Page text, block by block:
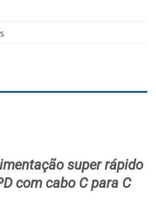
super rápido
com cabo C para C